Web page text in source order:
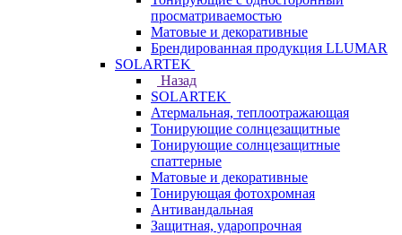
просматриваемостью
Матовые и декоративные
Брендированная продукция LLUMAR
SOLARTEK
Назад
SOLARTEK
Атермальная, теплоотражающая
Тонирующие солнцезащитные
Тонирующие солнцезащитные
спаттерные
Матовые и декоративные
Тонирующая фотохромная
Антивандальная
Защитная, ударопрочная